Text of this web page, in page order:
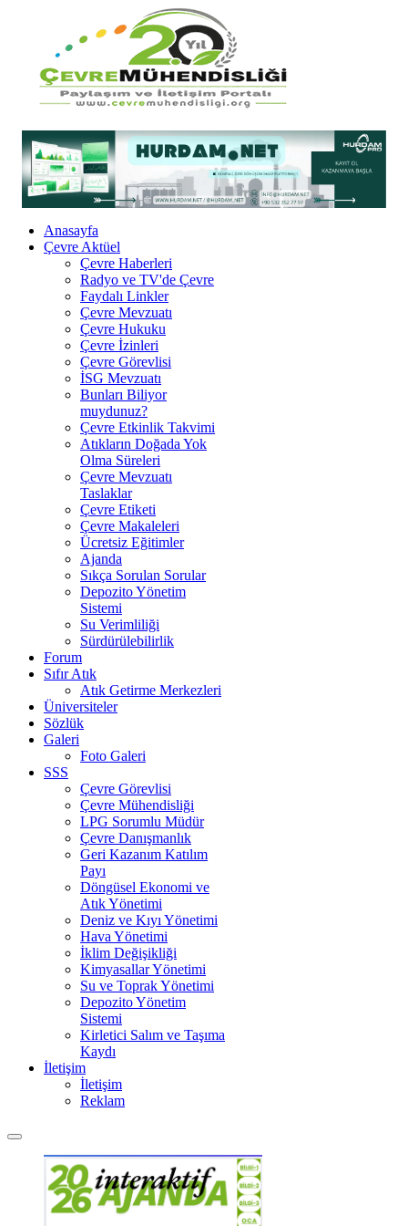
Anasayfa
Çevre Aktüel
Çevre Haberleri
Radyo ve TV'de Çevre
Faydalı Linkler
Çevre Mevzuatı
Çevre Hukuku
Çevre İzinleri
Çevre Görevlisi
İSG Mevzuatı
Bunları Biliyor
muydunuz?
Çevre Etkinlik Takvimi
Atıkların Doğada Yok
Olma Süreleri
Çevre Mevzuatı
Taslaklar
Çevre Etiketi
Çevre Makaleleri
Ücretsiz Eğitimler
Ajanda
Sıkça Sorulan Sorular
Depozito Yönetim
Sistemi
Su Verimliliği
Sürdürülebilirlik
Forum
Sıfır Atık
Atık Getirme Merkezleri
Üniversiteler
Sözlük
Galeri
Foto Galeri
SSS
Çevre Görevlisi
Çevre Mühendisliği
LPG Sorumlu Müdür
Çevre Danışmanlık
Geri Kazanım Katılım
Payı
Döngüsel Ekonomi ve
Atık Yönetimi
Deniz ve Kıyı Yönetimi
Hava Yönetimi
İklim Değişikliği
Kimyasallar Yönetimi
Su ve Toprak Yönetimi
Depozito Yönetim
Sistemi
Kirletici Salım ve Taşıma
Kaydı
İletişim
İletişim
Reklam